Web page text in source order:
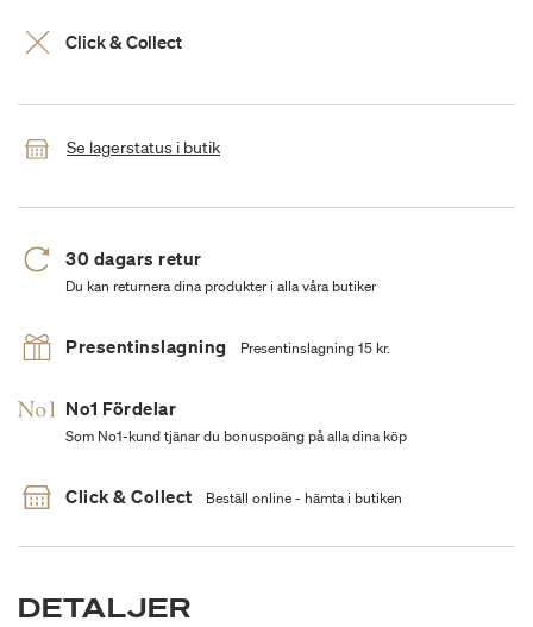
Click & Collect
Se lagerstatus i butik
30 dagars retur
Du kan returnera dina produkter i alla våra butiker
Presentinslagning Presentinslagning 15 kr.
No1 Fördelar
Som No1-kund tjänar du bonuspoäng på alla dina köp
Click & Collect Beställ online - hämta i butiken
DETALJER